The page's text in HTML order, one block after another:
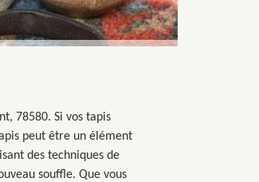
78580. Si vos tapis
peut être un élément
des techniques de
souffle. Que vous